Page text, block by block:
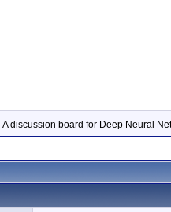
A discussion board for Deep Neural